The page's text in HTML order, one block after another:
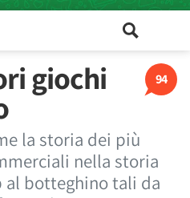
94
giochi
la storia dei più
nella storia
al botteghino tali da